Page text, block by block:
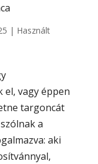
| Használt
vagy éppen
targoncát
a
aki